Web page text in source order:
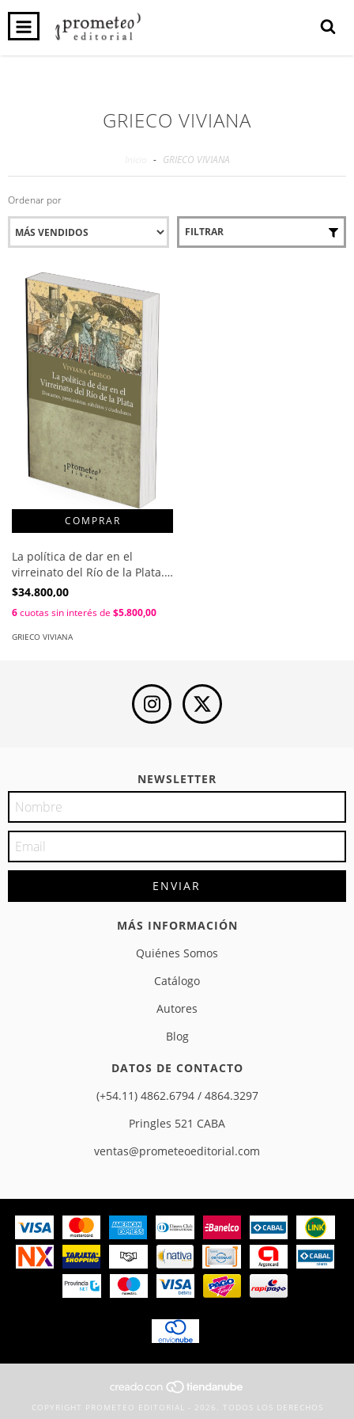
INICIO 0
GRIECO VIVIANA
- GRIECO VIVIANA
Ordenar por
FILTRAR
La política de dar en el
virreinato del Río de la Plata.
Donantes, prestamistas,
Viviana Grieco
$34.800,00
6cuotas sin interés de $5.800,00
GRIECO VIVIANA
NEWSLETTER
MÁS INFORMACIÓN
Quiénes Somos
Catálogo
Autores
Blog
DATOS DE CONTACTO
(+54.11) 4862.6794 / 4864.3297
Pringles 521 CABA
ventas@prometeoeditorial.com
COPYRIGHT PROMETEO EDITORIAL - 2026. TODOS LOS DERECHOS